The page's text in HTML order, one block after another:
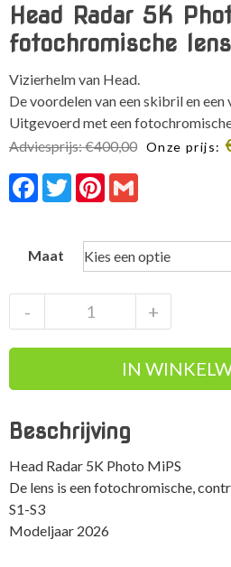
Head Radar 5K
fotochromische lens
Vizierhelm van Head.
De voordelen van een skibril en
Uitgevoerd met een
Adviesprijs:€400,00 Onze prijs:
Facebook
TwitterPinterest
Maat
Radar
5K
MiPS
lens
+
-
IN
Beschrijving
Head Radar 5K Photo MiPS
De lens is een fotochromische,
S1-S3
Modeljaar 2026